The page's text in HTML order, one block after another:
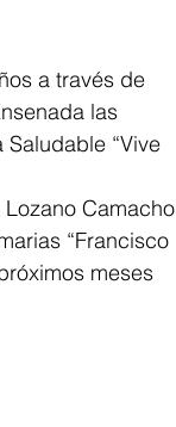
a través de
las
“Vive
Camacho
“Francisco
meses